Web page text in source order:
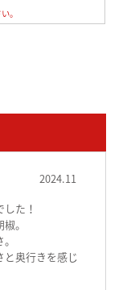
。
2024.11
た！
。
奥行きを感じ